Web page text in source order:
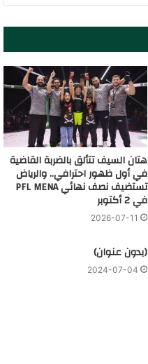
هتان السيف تتألق بالضربة القاضية
في أول ظهور احترافي.. والرياض
تستضيف نصف نهائي PFL MENA
في 2 أكتوبر
2026-07-11
(بدون عنوان)
2024-07-04